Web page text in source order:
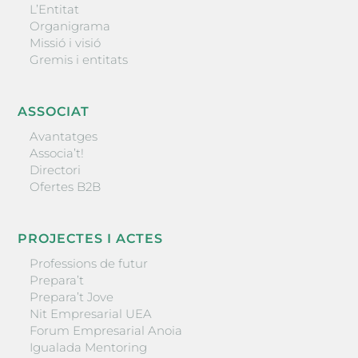
L’Entitat
Organigrama
Missió i visió
Gremis i entitats
ASSOCIAT
Avantatges
Associa’t!
Directori
Ofertes B2B
PROJECTES I ACTES
Professions de futur
Prepara’t
Prepara’t Jove
Nit Empresarial UEA
Forum Empresarial Anoia
Igualada Mentoring